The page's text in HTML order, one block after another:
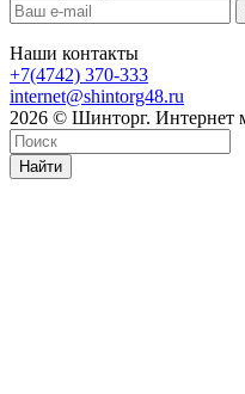
Наши контакты
+7(4742) 370-333
internet@shintorg48.ru
2026 © Шинторг. Интернет
Найти